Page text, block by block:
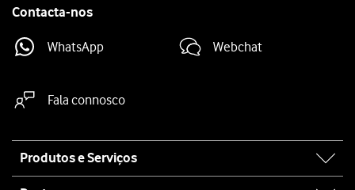
Contacta-nos
WhatsApp Webchat
Fala connosco
map
Produtos e Serviços